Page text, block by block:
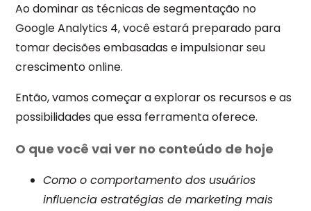
Ao dominar as técnicas de segmentação no
Google Analytics 4, você estará preparado para
tomar decisões embasadas e impulsionar seu
crescimento online.
Então, vamos começar a explorar os recursos e as
possibilidades que essa ferramenta oferece.
O que você vai ver no conteúdo de hoje
Como o comportamento dos usuários
influencia estratégias de marketing mais